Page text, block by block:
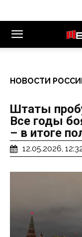
НОВОСТИ
Штаты
Все годы
– в итоге
12.05.2026,